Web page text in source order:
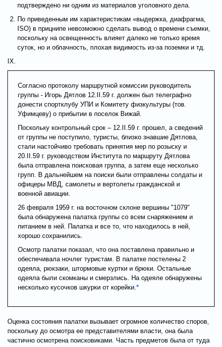
подтверждено ни одним из материалов уголовного дела.
По приведенным им характеристикам «выдержка, диафрагма,
ISO) в прицнипе невозможно сделать вывод о времени съемки,
поскольку на освещенность влияет далеко не только время
суток, но и облачность, плохая видимость из-за поземки и тд.
IX.
Согласно протоколу маршрутной комиссии руководитель
группы - Игорь Дятлов 12.II.59 г. должен был телеграфно
донести спортклубу УПИ и Комитету физкультуры (тов.
Уфимцеву) о прибытии в поселок Вижай.
Поскольку контрольный срок – 12.II.59 г. прошел, а сведений
от группы не поступило, туристы, близко знавшие Дятлова,
стали настойчиво требовать принятия мер по розыску и
20.II.59 г. руководством Института по маршруту Дятлова
была отправлена поисковая группа, а затем еще несколько
групп. В дальнейшем на поиски были отправлены солдаты и
офицеры МВД, самолеты и вертолеты гражданской и
военной авиации.
26 февраля 1959 г. на восточном склоне вершины "1079"
была обнаружена палатка группы со всем снаряжением и
питанием в ней. Палатка и все то, что находилось в ней,
хорошо сохранились.
Осмотр палатки показал, что она поставлена правильно и
обеспечивала ночлег туристам. В палатке постелены 2
одеяла, рюкзаки, штормовые куртки и брюки. Остальные
одеяла были скомканы и смерзлись. На одеяле обнаружены
несколько кусочков шкурки от корейки. *
Оценка состояния палатки вызывает огромное количество споров,
поскольку до осмотра ее представителями власти, она была
частично осмотрена поисковиками. Часть предметов была от туда